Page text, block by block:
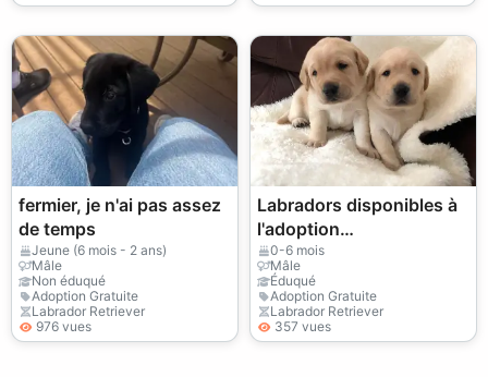
fermier, je n'ai pas assez
de temps
Jeune (6 mois - 2 ans)
Mâle
Non éduqué
Adoption Gratuite
Labrador Retriever
976 vues
Labradors disponibles à
l'adoption
(+34631898680)
0-6 mois
Mâle
Éduqué
Adoption Gratuite
Labrador Retriever
357 vues